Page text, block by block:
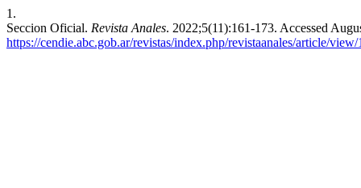
1.
Seccion Oficial. Revista Anales. 2022;5(11):161-173. Accessed
https://cendie.abc.gob.ar/revistas/index.php/revistaanales/article/view/